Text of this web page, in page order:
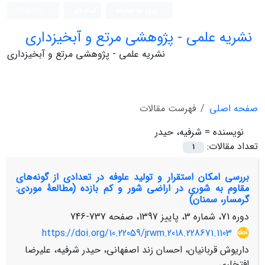
نشریه علمی - پژوهشی مرتع و آبخیزداری
نشریه علمی - پژوهشی مرتع و آبخیزداری
صفحه اصلی
فهرست مقالات
نویسنده = شرفیه، حیدر
تعداد مقالات:
1
بررسی امکان استقرار و تولید علوفه در تعدادی از گونه‌های
مقاوم به شوری در اراضی شور و کم بازده (مطالعۀ موردی:
گرمسار، سمنان)
دوره 71، شماره 3، پاییز 1397، صفحه
737-746
https://doi.org/10.22059/jrwm.2018.228671.1103
داریوش قربانیان، احسان زند اصفهانی، حیدر شرفیه، علیرضا